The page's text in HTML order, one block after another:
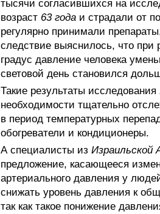
тысячи согласившихся на
возраст 63 года и страдали от
регулярно принимали
следствие выяснилось, что
градус давление человека
световой день становился
Такие результаты
необходимости тщательно
в период температурных
обогреватели и кондиционеры.
А специалисты из Израильской
предложение, касающееся
артериального давления у
снижать уровень давления к
так как такое понижение